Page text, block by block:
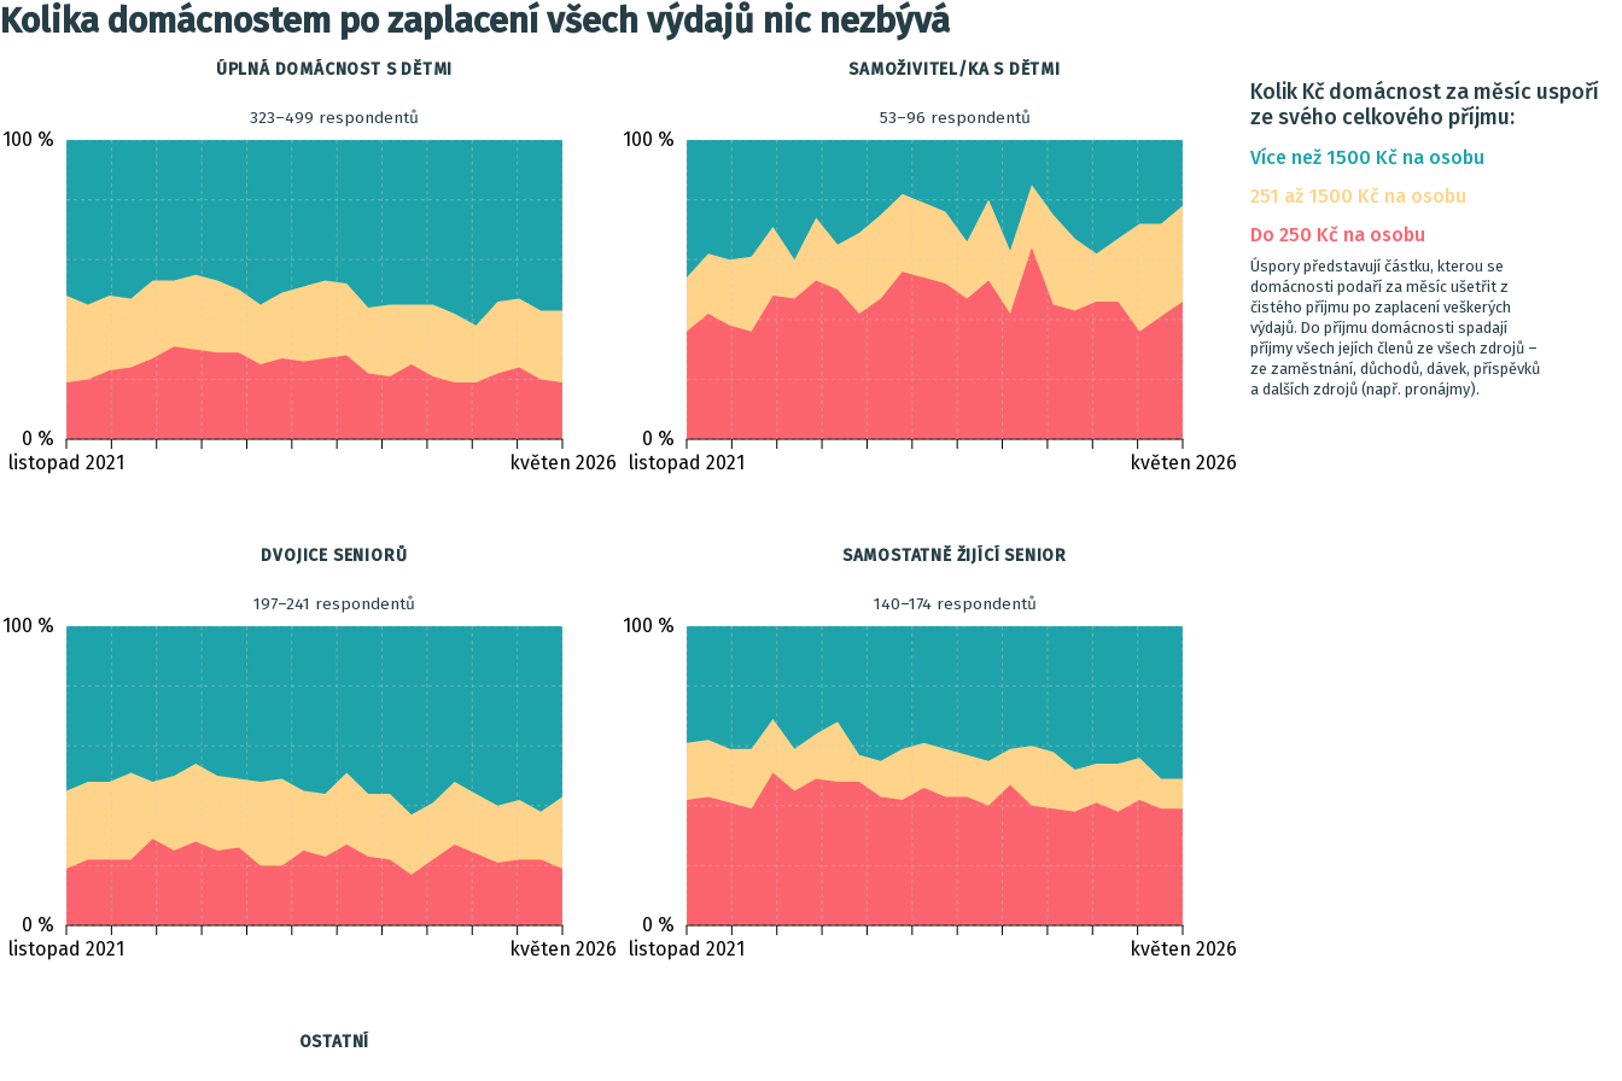
Kolika domácnostem po zaplacení všech výdajů nic nezbývá
ÚPLNÁ DOMÁCNOST S DĚTMI
323–499 respondentů
0 %
100 %
listopad 2021 květen 2026
SAMOŽIVITEL/KA S DĚTMI
53–96 respondentů
0 %
100 %
listopad 2021 květen 2026
DVOJICE SENIORŮ
197–241 respondentů
0 %
100 %
listopad 2021 květen 2026
SAMOSTATNĚ ŽIJÍCÍ SENIOR
140–174 respondentů
0 %
100 %
listopad 2021 květen 2026
OSTATNÍ
Kolik Kč domácnost za měsíc uspoří
ze svého celkového příjmu:
Více než 1500 Kč na osobu
251 až 1500 Kč na osobu
Do 250 Kč na osobu
Úspory představují částku, kterou se
domácnosti podaří za měsíc ušetřit z
čistého příjmu po zaplacení veškerých
výdajů. Do příjmu domácnosti spadají
příjmy všech jejích členů ze všech zdrojů –
ze zaměstnání, důchodů, dávek, příspěvků
a dalších zdrojů (např. pronájmy).